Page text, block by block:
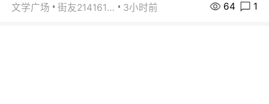
文学广场 街友21416156 3小时前 64 1